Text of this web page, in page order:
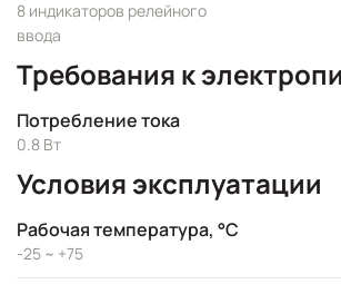
8 индикаторов релейного
ввода
Требования к
Потребление тока
0.8 Вт
Условия эксплуатации
Рабочая температура, °C
-25 ~ +75